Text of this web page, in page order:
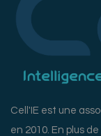
Cell'IE est une
en 2010. En plus